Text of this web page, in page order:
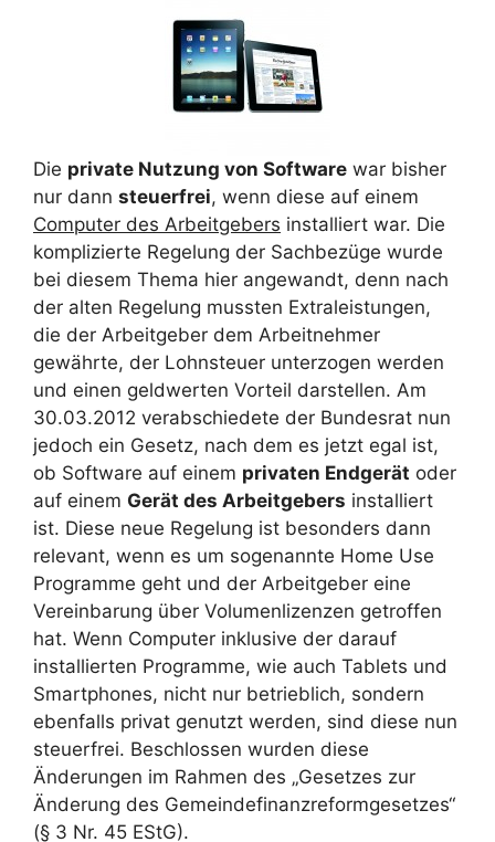
Die private Nutzung von Software war bisher
nur dann steuerfrei, wenn diese auf einem
Computer des Arbeitgebers installiert war. Die
komplizierte Regelung der Sachbezüge wurde
bei diesem Thema hier angewandt, denn nach
der alten Regelung mussten Extraleistungen,
die der Arbeitgeber dem Arbeitnehmer
gewährte, der Lohnsteuer unterzogen werden
und einen geldwerten Vorteil darstellen. Am
30.03.2012 verabschiedete der Bundesrat nun
jedoch ein Gesetz, nach dem es jetzt egal ist,
ob Software auf einem privaten Endgerät oder
auf einem Gerät des Arbeitgebers installiert
ist. Diese neue Regelung ist besonders dann
relevant, wenn es um sogenannte Home Use
Programme geht und der Arbeitgeber eine
Vereinbarung über Volumenlizenzen getroffen
hat. Wenn Computer inklusive der darauf
installierten Programme, wie auch Tablets und
Smartphones, nicht nur betrieblich, sondern
ebenfalls privat genutzt werden, sind diese nun
steuerfrei. Beschlossen wurden diese
Änderungen im Rahmen des „Gesetzes zur
Änderung des Gemeindefinanzreformgesetzes“
(§ 3 Nr. 45 EStG).